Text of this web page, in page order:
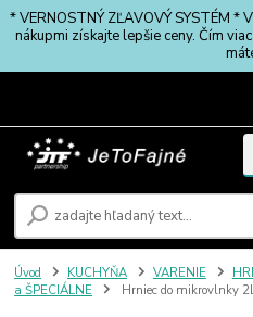
* VERNOSTNÝ ZĽAVOVÝ SYSTÉM
nákupmi získajte lepšie ceny. Čím
Úvod KUCHYŇA VARENIE
a ŠPECIÁLNE
Hrniec do mikrovlnky